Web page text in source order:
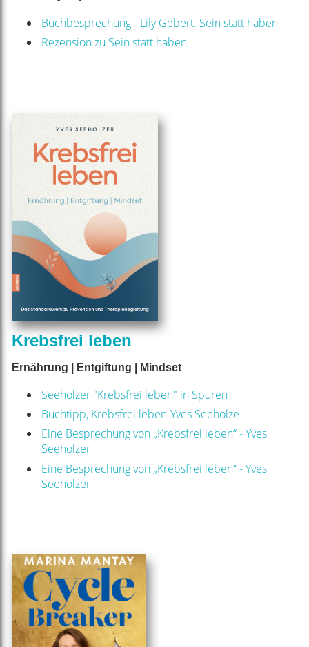
Buchbesprechung - Lily Gebert: Sein statt haben
Rezension zu Sein statt haben
Krebsfrei leben
Ernährung | Entgiftung | Mindset
Seeholzer "Krebsfrei leben" in Spuren
Buchtipp, Krebsfrei leben-Yves Seeholze
Eine Besprechung von „Krebsfrei leben“ - Yves
Seeholzer
Eine Besprechung von „Krebsfrei leben“ - Yves
Seeholzer